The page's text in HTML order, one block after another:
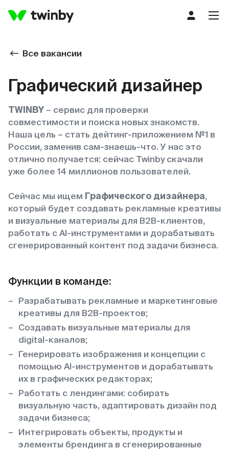
Все вакансии
Графический дизайнер
TWINBY – сервис для проверки
совместимости и поиска новых знакомств.
Наша цель – стать дейтинг-приложением №1 в
России, заменив сам-знаешь-что. У нас это
отлично получается: сейчас Twinby скачали
уже более 14 миллионов пользователей.
Сейчас мы ищем Графического дизайнера,
который будет создавать рекламные креативы
и визуальные материалы для B2B-клиентов,
работать с AI-инструментами и дорабатывать
сгенерированный контент под задачи бизнеса.
Функции в команде:
Разрабатывать рекламные и маркетинговые
креативы для B2B-проектов;
Создавать визуальные материалы для
digital-каналов;
Генерировать изображения и концепции с
помощью AI-инструментов и дорабатывать
их в графических редакторах;
Работать с лендингами: собирать
визуальную часть, адаптировать дизайн под
задачи бизнеса;
Интегрировать объекты, продукты и
элементы брендинга в сгенерированные